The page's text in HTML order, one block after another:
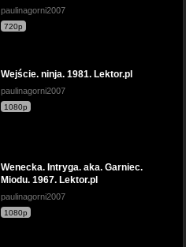
paulinagorni2007
720p
Wejście. ninja. 1981. Lektor.pl
paulinagorni2007
1080p
Wenecka. Intryga. aka. Garniec.
Miodu. 1967. Lektor.pl
paulinagorni2007
1080p